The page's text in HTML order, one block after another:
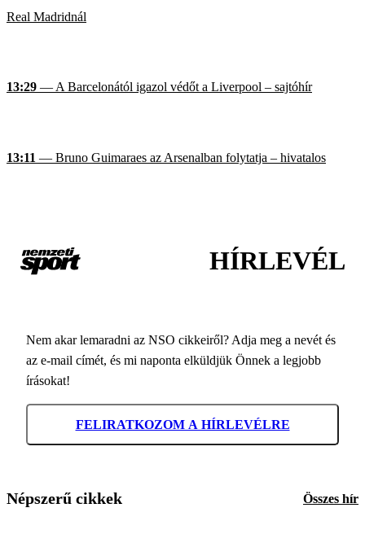
Real Madridnál
13:29 — A Barcelonától igazol védőt a Liverpool – sajtóhír
13:11 — Bruno Guimaraes az Arsenalban folytatja – hivatalos
HÍRLEVÉL
Nem akar lemaradni az NSO cikkeiről? Adja meg a nevét és
az e-mail címét, és mi naponta elküldjük Önnek a legjobb
írásokat!
FELIRATKOZOM A HÍRLEVÉLRE
Népszerű cikkek Összes hír